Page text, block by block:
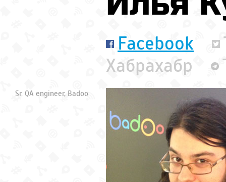
Facebook
Хабрахабр
Sr. QA engineer, Badoo